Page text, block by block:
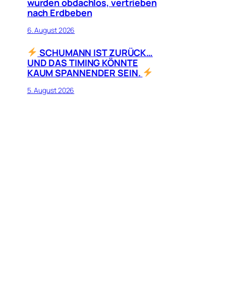
nach Erdbeben
6. August 2026
SCHUMANN IST ZURÜCK…
UND DAS TIMING KÖNNTE
KAUM SPANNENDER SEIN.
5. August 2026